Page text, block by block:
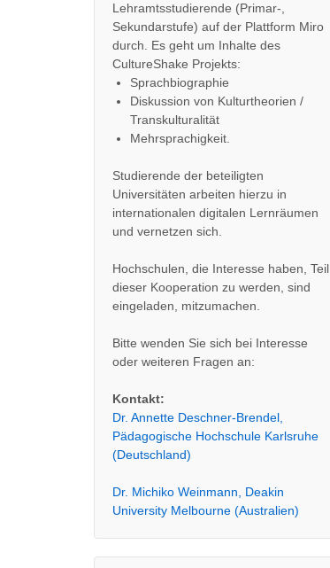
Lehramtsstudierende (Primar-,
Sekundarstufe) auf der Plattform Miro
durch. Es geht um Inhalte des
CultureShake Projekts:
Sprachbiographie
Diskussion von Kulturtheorien /
Transkulturalität
Mehrsprachigkeit.
Studierende der beteiligten
Universitäten arbeiten hierzu in
internationalen digitalen Lernräumen
und vernetzen sich.
Hochschulen, die Interesse haben, Teil
dieser Kooperation zu werden, sind
eingeladen, mitzumachen.
Bitte wenden Sie sich bei Interesse
oder weiteren Fragen an:
Kontakt:
Dr. Annette Deschner-Brendel,
Pädagogische Hochschule Karlsruhe
(Deutschland)
Dr. Michiko Weinmann, Deakin
University Melbourne (Australien)